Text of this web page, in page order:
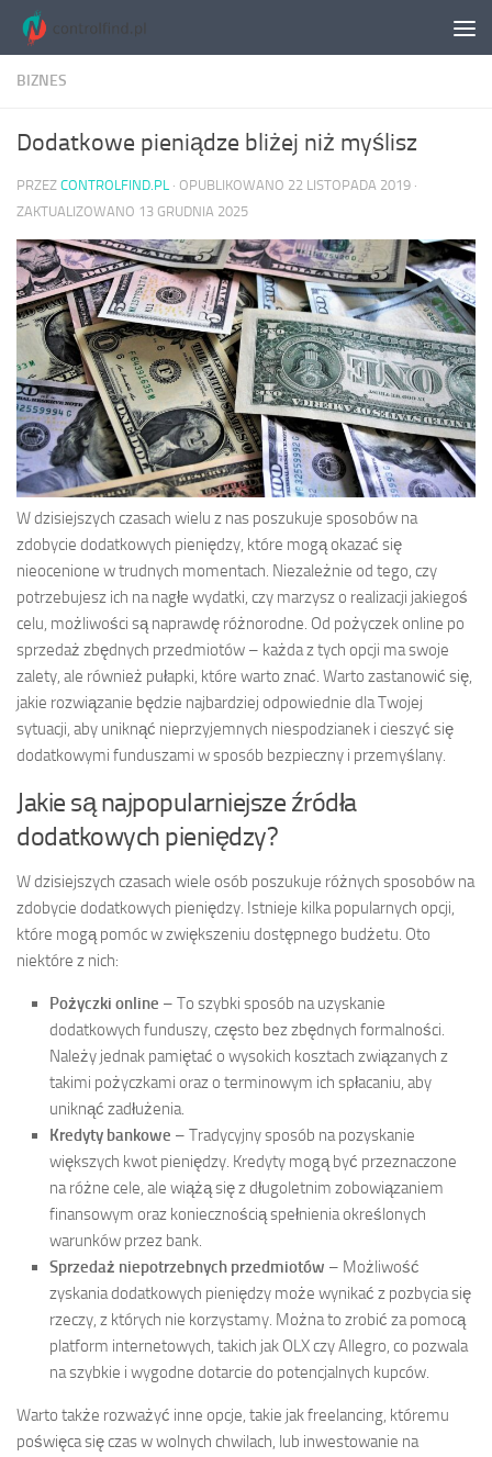
Skip to content
BIZNES
Dodatkowe pieniądze bliżej niż myślisz
PRZEZ CONTROLFIND.PL · OPUBLIKOWANO 22 LISTOPADA 2019 ·
ZAKTUALIZOWANO 13 GRUDNIA 2025
W dzisiejszych czasach wielu z nas poszukuje sposobów na
zdobycie dodatkowych pieniędzy, które mogą okazać się
nieocenione w trudnych momentach. Niezależnie od tego, czy
potrzebujesz ich na nagłe wydatki, czy marzysz o realizacji jakiegoś
celu, możliwości są naprawdę różnorodne. Od pożyczek online po
sprzedaż zbędnych przedmiotów – każda z tych opcji ma swoje
zalety, ale również pułapki, które warto znać. Warto zastanowić się,
jakie rozwiązanie będzie najbardziej odpowiednie dla Twojej
sytuacji, aby uniknąć nieprzyjemnych niespodzianek i cieszyć się
dodatkowymi funduszami w sposób bezpieczny i przemyślany.
Jakie są najpopularniejsze źródła
dodatkowych pieniędzy?
W dzisiejszych czasach wiele osób poszukuje różnych sposobów na
zdobycie dodatkowych pieniędzy. Istnieje kilka popularnych opcji,
które mogą pomóc w zwiększeniu dostępnego budżetu. Oto
niektóre z nich:
Pożyczki online – To szybki sposób na uzyskanie
dodatkowych funduszy, często bez zbędnych formalności.
Należy jednak pamiętać o wysokich kosztach związanych z
takimi pożyczkami oraz o terminowym ich spłacaniu, aby
uniknąć zadłużenia.
Kredyty bankowe – Tradycyjny sposób na pozyskanie
większych kwot pieniędzy. Kredyty mogą być przeznaczone
na różne cele, ale wiążą się z długoletnim zobowiązaniem
finansowym oraz koniecznością spełnienia określonych
warunków przez bank.
Sprzedaż niepotrzebnych przedmiotów – Możliwość
zyskania dodatkowych pieniędzy może wynikać z pozbycia się
rzeczy, z których nie korzystamy. Można to zrobić za pomocą
platform internetowych, takich jak OLX czy Allegro, co pozwala
na szybkie i wygodne dotarcie do potencjalnych kupców.
Warto także rozważyć inne opcje, takie jak freelancing, któremu
poświęca się czas w wolnych chwilach, lub inwestowanie na